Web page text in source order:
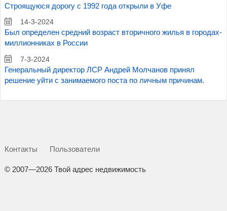
Строящуюся дорогу с 1992 года открыли в Уфе
14-3-2024
Был определен средний возраст вторичного жилья в городах-
миллионниках в России
7-3-2024
Генеральный директор ЛСР Андрей Молчанов принял
решение уйти с занимаемого поста по личным причинам.
Контакты Пользователи
© 2007—2026 Твой адрес недвижимость